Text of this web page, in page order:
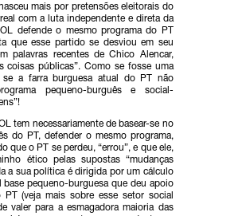
mais por pretensões eleitorais do
com a luta independente e direta da
defende o mesmo programa do PT
que esse partido se desviou em seu
palavras recentes de Chico Alencar,
coisas públicas”. Como se fosse uma
se a farra burguesa atual do PT não
pequeno-burguês e social-
tem necessariamente de basear-se no
do PT, defender o mesmo programa,
que o PT se perdeu, “errou”, e que ele,
ético pelas supostas “mudanças
a sua política é dirigida por um cálculo
pequeno-burguesa que deu apoio
(veja mais sobre esse setor social
valer para a esmagadora maioria das